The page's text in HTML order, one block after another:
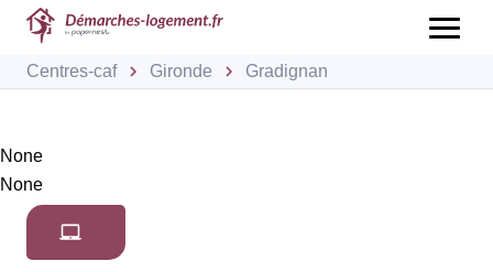
Centres-caf Gironde Gradignan
None
None